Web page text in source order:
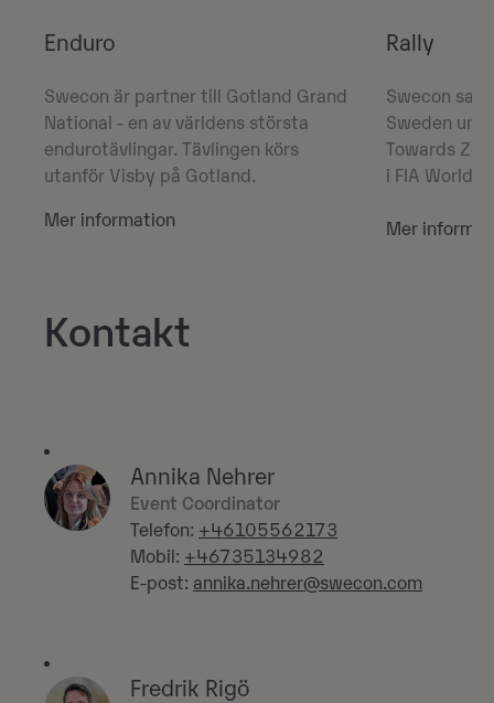
Enduro
Swecon är partner till Gotland Grand
National - en av världens största
endurotävlingar. Tävlingen körs
utanför Visby på Gotland.
Mer information
Rally
Swecon
Sweden
Towards
i FIA World
Mer
Kontakt
Annika Nehrer
Event Coordinator
Telefon: +46105562173
Mobil: +46735134982
E-post: annika.nehrer@swecon.com
Fredrik Rigö